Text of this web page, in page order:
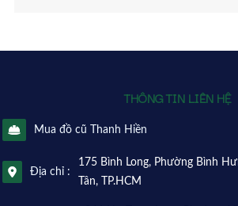
THÔNG TIN LIÊN HỆ
Mua đồ cũ Thanh Hiền
Địa chỉ :
175 Bình Long, Phường Bình
Tân, TP.HCM